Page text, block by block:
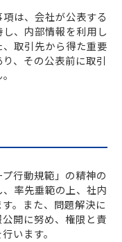
は、会社が公表する
、内部情報を利用し
取引先から得た重要
、その公表前に取引
行動規範」の精神の
率先垂範の上、社内
。また、問題解決に
開に努め、権限と責
います。